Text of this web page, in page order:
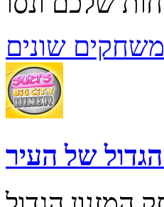
משחקים שונים
הגדול של העיר